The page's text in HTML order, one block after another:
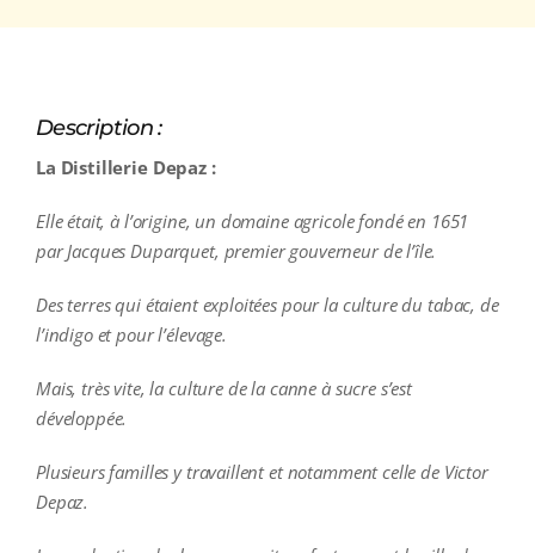
Description :
La Distillerie Depaz :
Elle était, à l’origine, un domaine agricole fondé en 1651
par Jacques Duparquet, premier gouverneur de l’île.
Des terres qui étaient exploitées pour la culture du tabac, de
l’indigo et pour l’élevage.
Mais, très vite, la culture de la canne à sucre s’est
développée.
Plusieurs familles y travaillent et notamment celle de Victor
Depaz.